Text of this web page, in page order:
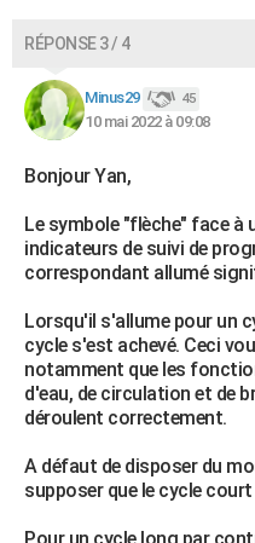
RÉPONSE 3 / 4
Minus29 45
10 mai 2022 à 09:08
Bonjour Yan,
Le symbole "flèche" face à
indicateurs de suivi de
correspondant allumé
Lorsqu'il s'allume pour un
cycle s'est achevé. Ceci
notamment que les
d'eau, de circulation et de
déroulent correctement.
A défaut de disposer du
supposer que le cycle